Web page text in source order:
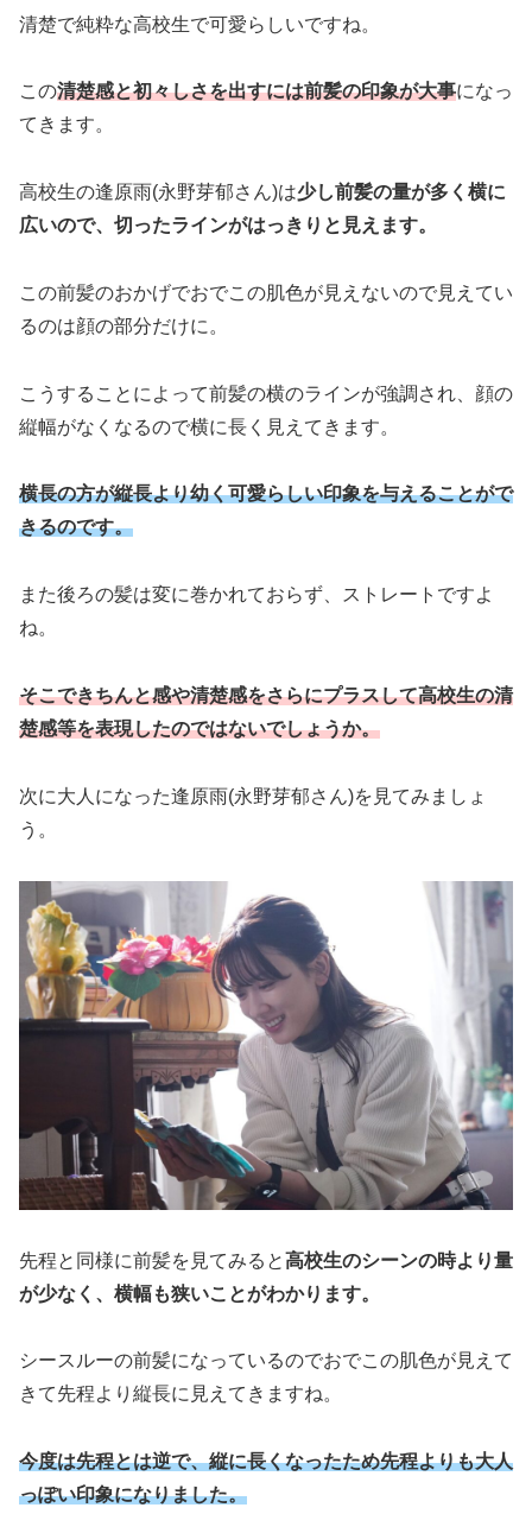
清楚で純粋な高校生で可愛らしいですね。
この清楚感と初々しさを出すには前髪の印象が大事になっ
てきます。
高校生の逢原雨(永野芽郁さん)は少し前髪の量が多く横に
広いので、切ったラインがはっきりと見えます。
この前髪のおかげでおでこの肌色が見えないので見えてい
るのは顔の部分だけに。
こうすることによって前髪の横のラインが強調され、顔の
縦幅がなくなるので横に長く見えてきます。
横長の方が縦長より幼く可愛らしい印象を与えることがで
きるのです。
また後ろの髪は変に巻かれておらず、ストレートですよ
ね。
そこできちんと感や清楚感をさらにプラスして高校生の清
楚感等を表現したのではないでしょうか。
次に大人になった逢原雨(永野芽郁さん)を見てみましょ
う。
先程と同様に前髪を見てみると高校生のシーンの時より量
が少なく、横幅も狭いことがわかります。
シースルーの前髪になっているのでおでこの肌色が見えて
きて先程より縦長に見えてきますね。
今度は先程とは逆で、縦に長くなったため先程よりも大人
っぽい印象になりました。